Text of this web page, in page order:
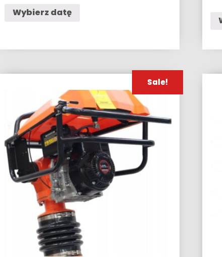
Wybierz datę
Sale!